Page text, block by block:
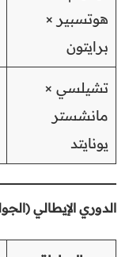
هوتسبير ×
برايتون
تشيلسي ×
مانشستر
يونايتد
الدوري الإيطالي (الجولة